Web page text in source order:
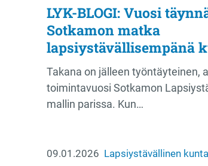
LYK-BLOGI: Vuosi
Sotkamon matka
lapsiystävällisempänä
Takana on jälleen työntäyteinen,
toimintavuosi Sotkamon
mallin parissa. Kun…
09.01.2026 Lapsiystävällinen kunta